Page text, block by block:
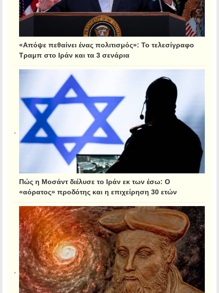
«Απόψε πεθαίνει ένας πολιτισμός»: Το τελεσίγραφο
Τραμπ στο Ιράν και τα 3 σενάρια
Πώς η Μοσάντ διέλυσε το Ιράν εκ των έσω: Ο
«αόρατος» προδότης και η επιχείρηση 30 ετών